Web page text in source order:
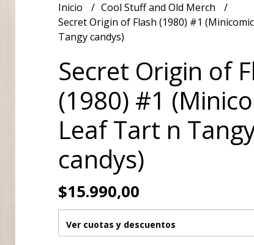
Inicio
Cool Stuff and Old Merch
Secret Origin of Flash (1980) #1
Tangy candys)
Secret Origin of
(1980) #1
Leaf Tart n
candys)
$15.990,00
Ver cuotas y descuentos